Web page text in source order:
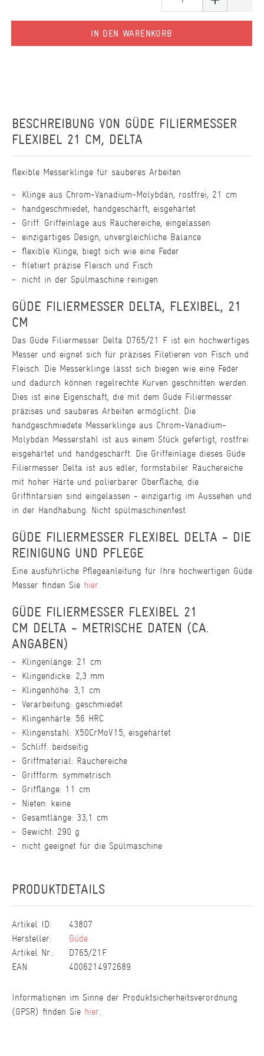
IN DEN WARENKORB
BESCHREIBUNG VON GÜDE FILIERMESSER
FLEXIBEL 21 CM, DELTA
flexible Messerklinge für sauberes Arbeiten
Klinge aus Chrom-Vanadium-Molybdän, rostfrei, 21 cm
handgeschmiedet, handgeschärft, eisgehärtet
Griff: Griffeinlage aus Räuchereiche, eingelassen
einzigartiges Design, unvergleichliche Balance
flexible Klinge, biegt sich wie eine Feder
filetiert präzise Fleisch und Fisch
nicht in der Spülmaschine reinigen
GÜDE FILIERMESSER DELTA, FLEXIBEL, 21
CM
Das Güde Filiermesser Delta D765/21 F ist ein hochwertiges
Messer und eignet sich für präzises Filetieren von Fisch und
Fleisch. Die Messerklinge lässt sich biegen wie eine Feder
und dadurch können regelrechte Kurven geschnitten werden.
Dies ist eine Eigenschaft, die mit dem Güde Filiermesser
präzises und sauberes Arbeiten ermöglicht. Die
handgeschmiedete Messerklinge aus Chrom-Vanadium-
Molybdän Messerstahl ist aus einem Stück gefertigt, rostfrei
eisgehärtet und handgeschärft. Die Griffeinlage dieses Güde
Filiermesser Delta ist aus edler, formstabiler Räuchereiche
mit hoher Härte und polierbarer Oberfläche, die
Griffintarsien sind eingelassen - einzigartig im Aussehen und
in der Handhabung. Nicht spülmaschinenfest.
GÜDE FILIERMESSER FLEXIBEL DELTA - DIE
REINIGUNG UND PFLEGE
Eine ausführliche Pflegeanleitung für Ihre hochwertigen Güde
Messer finden Sie hier.
GÜDE FILIERMESSER FLEXIBEL 21
CM DELTA - METRISCHE DATEN (CA.
ANGABEN)
Klingenlänge: 21 cm
Klingendicke: 2,3 mm
Klingenhöhe: 3,1 cm
Verarbeitung: geschmiedet
Klingenhärte: 56 HRC
Klingenstahl: X50CrMoV15, eisgehärtet
Schliff: beidseitig
Griffmaterial: Räuchereiche
Griffform: symmetrisch
Grifflänge: 11 cm
Nieten: keine
Gesamtlänge: 33,1 cm
Gewicht: 290 g
nicht geeignet für die Spülmaschine
PRODUKTDETAILS
Artikel ID:
43807
Hersteller:
Güde
Artikel Nr.:
D765/21F
EAN:
4006214972689
Informationen im Sinne der Produktsicherheitsverordnung
(GPSR) finden Sie hier.